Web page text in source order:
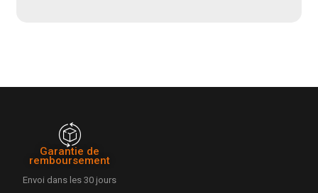
Garantie de
remboursement
Envoi dans les 30 jours